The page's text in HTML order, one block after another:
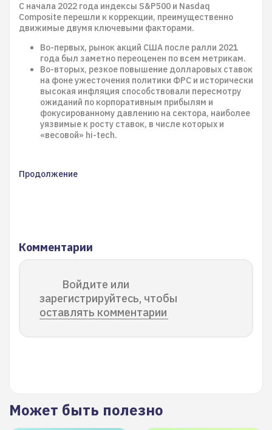
С начала 2022 года индексы S&P500 и Nasdaq
Composite перешли к коррекции, преимущественно
движимые двумя ключевыми факторами.
Во-первых, рынок акций США после ралли 2021
года был заметно переоценен по всем метрикам.
Во-вторых, резкое повышение долларовых ставок
на фоне ужесточения политики ФРС и исторически
высокая инфляция способствовали пересмотру
ожиданий по корпоративным прибылям и
фокусированному давлению на сектора, наиболее
уязвимые к росту ставок, в числе которых и
«весовой» hi-tech.
Продолжение
Комментарии
Войдите или
зарегистрируйтесь, чтобы
оставлять комментарии
Может быть полезно